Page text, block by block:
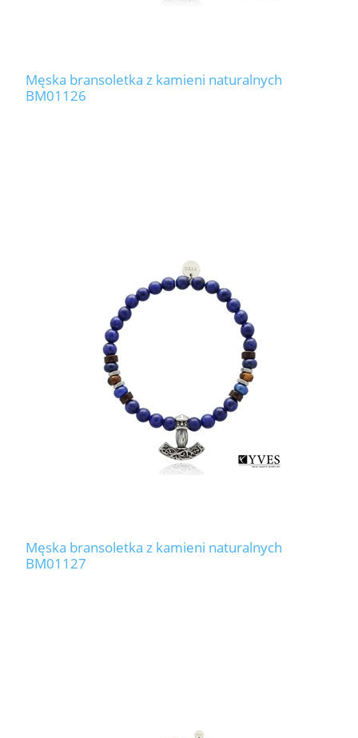
Męska bransoletka z kamieni naturalnych
BM01126
Męska bransoletka z kamieni naturalnych
BM01127